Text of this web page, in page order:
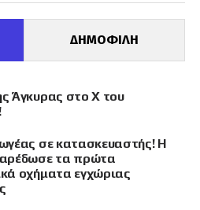
ΔΗΜΟΦΙΛΗ
Άγκυρας στο X του
σε κατασκευαστής! Η
τα πρώτα
οχήματα εγχώριας